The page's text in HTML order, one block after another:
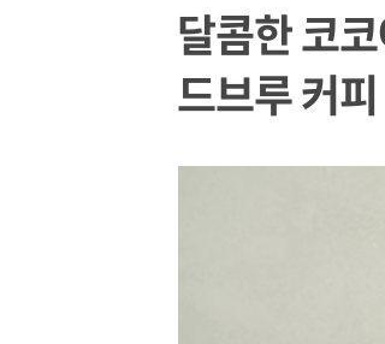
달콤한 코
드브루 커피